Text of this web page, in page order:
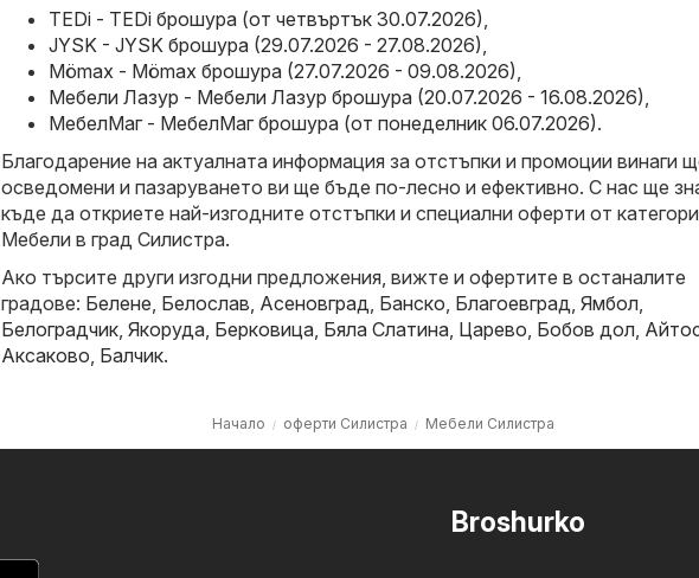
TEDi - TEDi брошура (от четвъртък 30.07.2026)
JYSK - JYSK брошура (29.07.2026 - 27.08.2026)
Mömax - Mömax брошура (27.07.2026 - 09.08.2026)
Мебели Лазур - Мебели Лазур брошура (20.07.2026 - 16.08.2026)
МебелМаг - МебелМаг брошура (от понеделник 06.07.2026).
Благодарение на актуалната информация за отстъпки и промоции винаги
осведомени и пазаруването ви ще бъде по-лесно и ефективно. С нас ще
къде да откриете най-изгодните отстъпки и специални оферти от
Мебели в град Силистра.
Ако търсите други изгодни предложения, вижте и офертите в останалите
градове: Белене Белослав Асеновград Банско Благоевград Ямбол
Белоградчик Якоруда Берковица Бяла Слатина Царево Бобов дол
Аксаково Балчик.
Начало оферти Силистра Мебели Силистра
Broshurko